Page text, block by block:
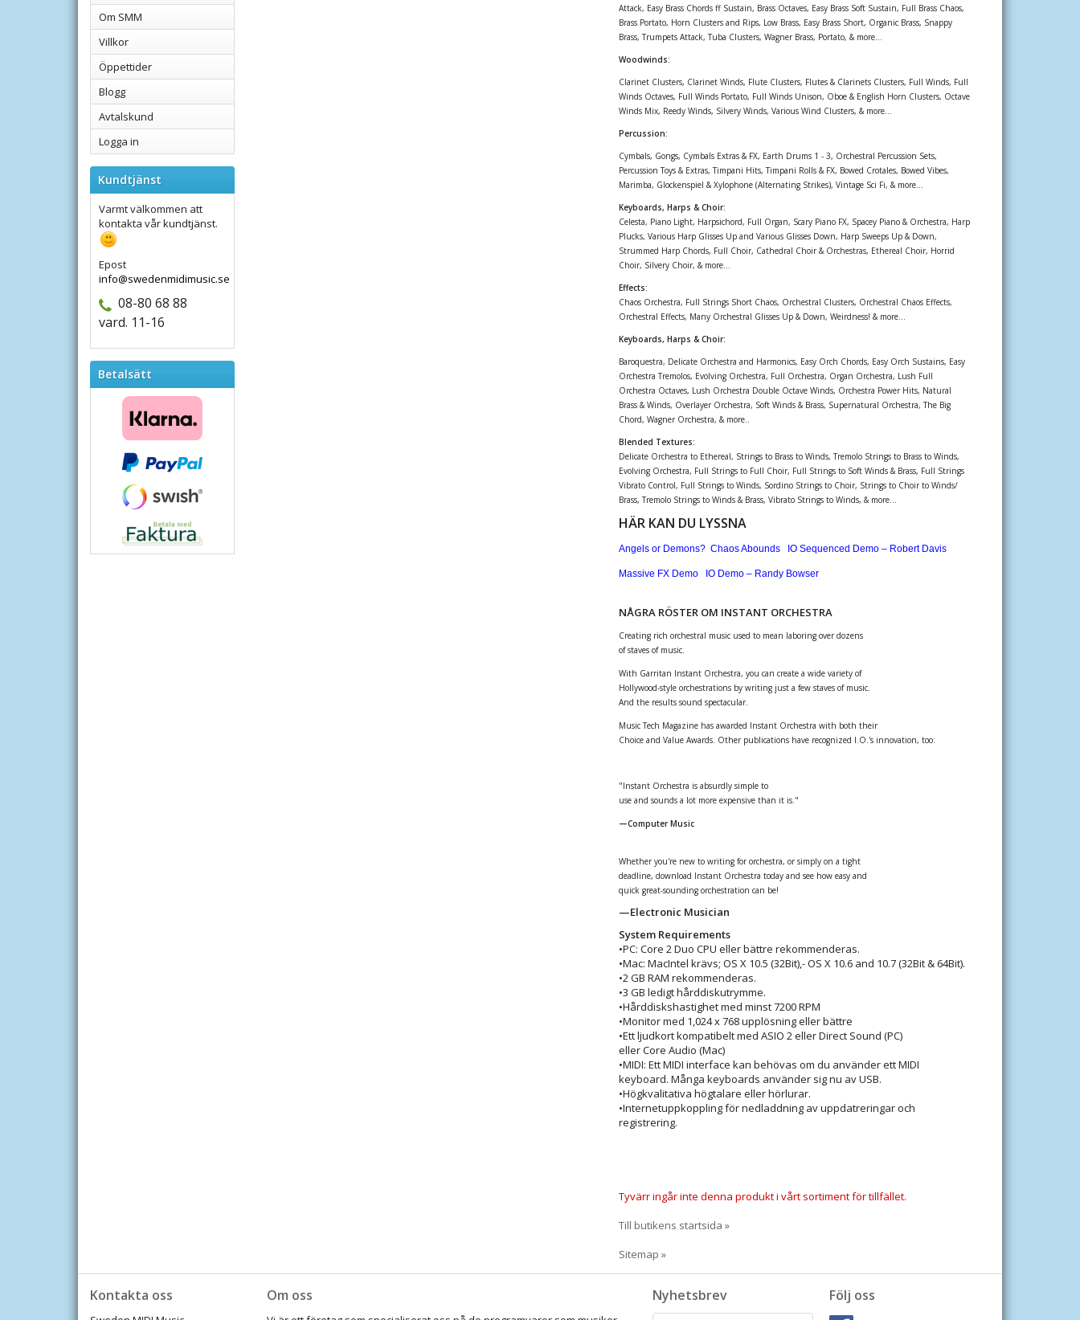
Om SMM
Villkor
Öppettider
Blogg
Avtalskund
Logga in
Kundtjänst
Varmt välkommen att
kontakta vår kundtjänst.
Epost
info@swedenmidimusic.se
08-80 68 88
vard. 11-16
Betalsätt
Attack, Easy Brass Chords ff Sustain, Brass Octaves, Easy Brass Soft Sustain, Full Brass Chaos,
Brass Portato, Horn Clusters and Rips, Low Brass, Easy Brass Short, Organic Brass, Snappy
Brass, Trumpets Attack, Tuba Clusters, Wagner Brass, Portato, & more...
Woodwinds:
Clarinet Clusters, Clarinet Winds, Flute Clusters, Flutes & Clarinets Clusters, Full Winds, Full
Winds Octaves, Full Winds Portato, Full Winds Unison, Oboe & English Horn Clusters, Octave
Winds Mix, Reedy Winds, Silvery Winds, Various Wind Clusters, & more...
Percussion:
Cymbals, Gongs, Cymbals Extras & FX, Earth Drums 1 - 3, Orchestral Percussion Sets,
Percussion Toys & Extras, Timpani Hits, Timpani Rolls & FX, Bowed Crotales, Bowed Vibes,
Marimba, Glockenspiel & Xylophone (Alternating Strikes), Vintage Sci Fi, & more...
Keyboards, Harps & Choir:
Celesta, Piano Light, Harpsichord, Full Organ, Scary Piano FX, Spacey Piano & Orchestra, Harp
Plucks, Various Harp Glisses Up and Various Glisses Down, Harp Sweeps Up & Down,
Strummed Harp Chords, Full Choir, Cathedral Choir & Orchestras, Ethereal Choir, Horrid
Choir, Silvery Choir, & more...
Effects:
Chaos Orchestra, Full Strings Short Chaos, Orchestral Clusters, Orchestral Chaos Effects,
Orchestral Effects, Many Orchestral Glisses Up & Down, Weirdness! & more...
Keyboards, Harps & Choir:
Baroquestra, Delicate Orchestra and Harmonics, Easy Orch Chords, Easy Orch Sustains, Easy
Orchestra Tremolos, Evolving Orchestra, Full Orchestra, Organ Orchestra, Lush Full
Orchestra Octaves, Lush Orchestra Double Octave Winds, Orchestra Power Hits, Natural
Brass & Winds, Overlayer Orchestra, Soft Winds & Brass, Supernatural Orchestra, The Big
Chord, Wagner Orchestra, & more..
Blended Textures:
Delicate Orchestra to Ethereal, Strings to Brass to Winds, Tremolo Strings to Brass to Winds,
Evolving Orchestra, Full Strings to Full Choir, Full Strings to Soft Winds & Brass, Full Strings
Vibrato Control, Full Strings to Winds, Sordino Strings to Choir, Strings to Choir to Winds/
Brass, Tremolo Strings to Winds & Brass, Vibrato Strings to Winds, & more...
HÄR KAN DU LYSSNA
Angels or Demons? Chaos Abounds IO Sequenced Demo – Robert Davis
Massive FX Demo IO Demo – Randy Bowser
NÅGRA RÖSTER OM INSTANT ORCHESTRA
Creating rich orchestral music used to mean laboring over dozens
of staves of music.
With Garritan Instant Orchestra, you can create a wide variety of
Hollywood-style orchestrations by writing just a few staves of music.
And the results sound spectacular.
Music Tech Magazine has awarded Instant Orchestra with both their
Choice and Value Awards. Other publications have recognized I.O.'s innovation, too:
"Instant Orchestra is absurdly simple to
use and sounds a lot more expensive than it is."
—Computer Music
Whether you're new to writing for orchestra, or simply on a tight
deadline, download Instant Orchestra today and see how easy and
quick great-sounding orchestration can be!
—Electronic Musician
System Requirements
•PC: Core 2 Duo CPU eller bättre rekommenderas.
•Mac: MacIntel krävs; OS X 10.5 (32Bit),- OS X 10.6 and 10.7 (32Bit & 64Bit).
•2 GB RAM rekommenderas.
•3 GB ledigt hårddiskutrymme.
•Hårddiskshastighet med minst 7200 RPM
•Monitor med 1,024 x 768 upplösning eller bättre
•Ett ljudkort kompatibelt med ASIO 2 eller Direct Sound (PC)
eller Core Audio (Mac)
•MIDI: Ett MIDI interface kan behövas om du använder ett MIDI
keyboard. Många keyboards använder sig nu av USB.
•Högkvalitativa högtalare eller hörlurar.
•Internetuppkoppling för nedladdning av uppdatreringar och
registrering.
Tyvärr ingår inte denna produkt i vårt sortiment för tillfället.
Till butikens startsida »
Sitemap »
Kontakta oss Följ oss
Nyhetsbrev
Om oss